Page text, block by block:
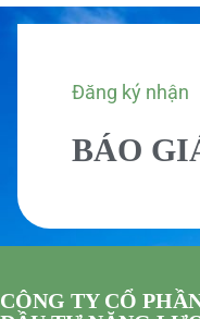
Đăng ký nhận
BÁO
CÔNG TY CỔ